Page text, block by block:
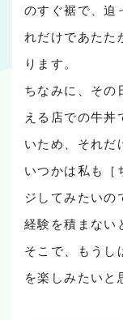
のすぐ裾で、迫
れだけであたた
ります。
ちなみに、その
える店での牛丼
いため、それだ
いつかは私も［
ジしてみたいの
経験を積まない
そこで、もうし
を楽しみたいと